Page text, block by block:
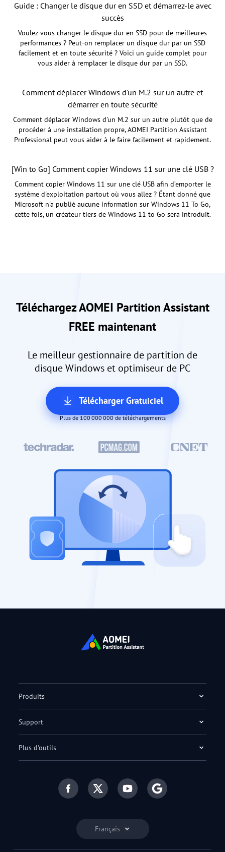
Guide : Changer le disque dur en SSD et démarrez-le avec
succès
Voulez-vous changer le disque dur en SSD pour de meilleures
performances ? Peut-on remplacer un disque dur par un SSD
facilement et en toute sécurité ? Voici un guide complet pour
vous aider à remplacer le disque dur par un SSD.
Comment déplacer Windows d'un M.2 sur un autre et
démarrer en toute sécurité
Comment déplacer Windows d'un M.2 sur un autre plutôt que de
procéder à une installation propre, AOMEI Partition Assistant
Professional peut vous aider à le faire facilement et rapidement.
[Win to Go] Comment copier Windows 11 sur une clé USB ?
Comment copier Windows 11 sur une clé USB afin d’emporter le
système d'exploitation partout où vous allez ? Étant donné que
Microsoft n'a publié aucune information sur Windows 11 To Go,
cette fois, un créateur tiers de Windows 11 to Go sera introduit.
Téléchargez AOMEI Partition Assistant
FREE maintenant
Le meilleur gestionnaire de partition de
disque Windows et optimiseur de PC
Télécharger Gratuiciel
Plus de 100 000 000 de téléchargements
Français
Produits
Support
Plus d'outils